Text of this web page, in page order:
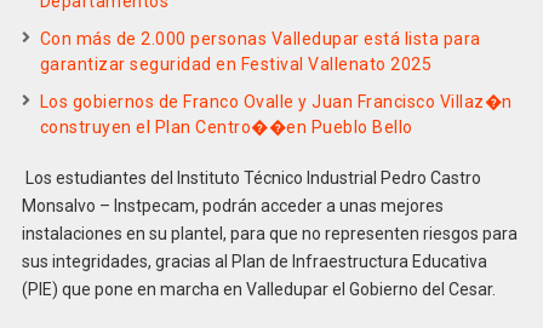
Con más de 2.000 personas Valledupar está lista para
garantizar seguridad en Festival Vallenato 2025
Los gobiernos de Franco Ovalle y Juan Francisco Villaz�n
construyen el Plan Centro��en Pueblo Bello
Los estudiantes del Instituto Técnico Industrial Pedro Castro
Monsalvo – Instpecam, podrán acceder a unas mejores
instalaciones en su plantel, para que no representen riesgos para
sus integridades, gracias al Plan de Infraestructura Educativa
(PIE) que pone en marcha en Valledupar el Gobierno del Cesar.